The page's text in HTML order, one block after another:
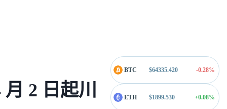
2 日起川
BTC $64335.420 -0.28%
ETH $1899.530 +0.08%